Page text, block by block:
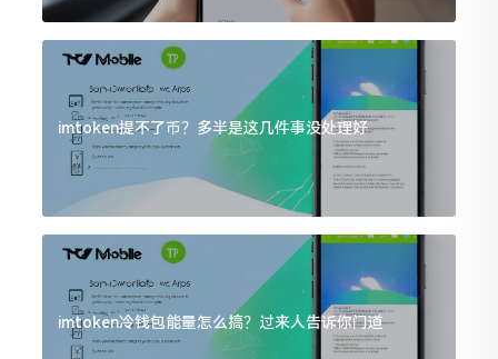
imtoken提不了币？多半是这几件事没处理好
imtoken冷钱包能量怎么搞？过来人告诉你门道